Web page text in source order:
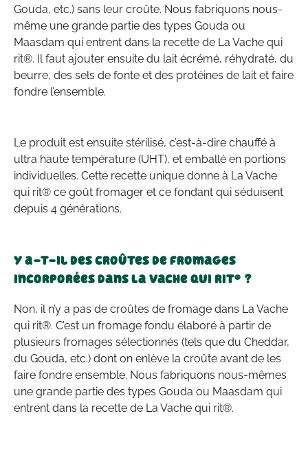
Gouda, etc.) sans leur croûte. Nous fabriquons nous-
même une grande partie des types Gouda ou
Maasdam qui entrent dans la recette de La Vache qui
rit®. Il faut ajouter ensuite du lait écrémé, réhydraté, du
beurre, des sels de fonte et des protéines de lait et faire
fondre l’ensemble.
Le produit est ensuite stérilisé, c’est-à-dire chauffé à
ultra haute température (UHT), et emballé en portions
individuelles. Cette recette unique donne à La Vache
qui rit® ce goût fromager et ce fondant qui séduisent
depuis 4 générations.
Y a-t-il des croûtes de fromages
incorporées dans La Vache qui rit® ?
Non, il n’y a pas de croûtes de fromage dans La Vache
qui rit®. C’est un fromage fondu élaboré à partir de
plusieurs fromages sélectionnés (tels que du Cheddar,
du Gouda, etc.) dont on enlève la croûte avant de les
faire fondre ensemble. Nous fabriquons nous-mêmes
une grande partie des types Gouda ou Maasdam qui
entrent dans la recette de La Vache qui rit®.